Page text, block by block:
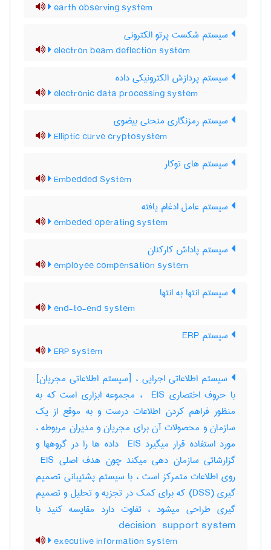
earth observing system
سیستم شکست پرتو الکترونی
electron beam deflection system
سیستم پردازش الکترونیکی داده
electronic data processing system
سیستم رمزنگاری منحنی بیضوی
Elliptic curve cryptosystem
سیستم های توکار
Embedded System
سیستم عامل ادغام یافته
embeded operating system
سیستم پاداش کارکنان
employee compensation system
سیستم انتها به انتها
end-to-end system
سیستم ERP
ERP system
سیستم اطلاعاتی اجرایی ، [سیستم اطلاعاتی مجریان]
با حروف اختصاری ‎ EIS ، مجموعه ابزاری است که به
منظور فراهم کردن اطلاعات درست و به موقع از یک
سازمان و محصولات آن برای مجریان و مدیران مربوطه ،
مورد استفاده قرار میگیرد ‎ EIS داده ها را در گروهها و
گزارشاتی سازمان دهی میکند چون هدف اصلی ‎ EIS
روی اطلاعات متمرکز است ، با سیستم پشتیبانی تصمیم
گیری (‎DSS) که برای کمک در تجزیه و تحلیل و تصمیم
گیری طراحی میشود ، تفاوت دارد مقایسه کنید با
‎decision ‎ support system
executive information system